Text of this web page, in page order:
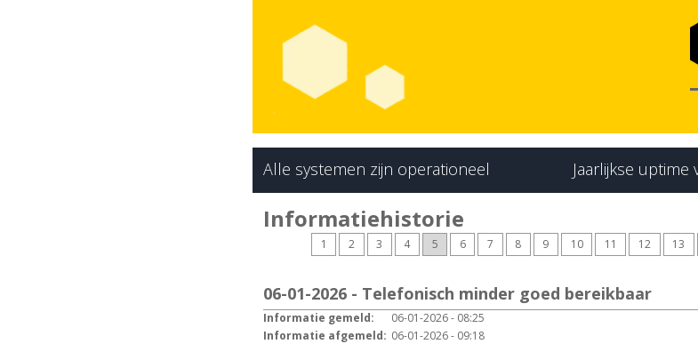
Alle systemen zijn operationeel Jaarlijkse uptime
Informatiehistorie
1 2 3 4 5 6 7 8 9 10 11 12 13
06-01-2026 - Telefonisch minder goed bereikbaar
Informatie gemeld:
06-01-2026 - 08:25
Informatie afgemeld: 06-01-2026 - 09:18